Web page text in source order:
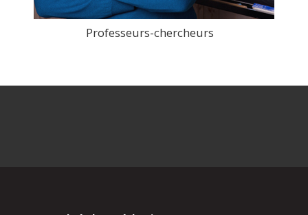
Professeurs-chercheurs